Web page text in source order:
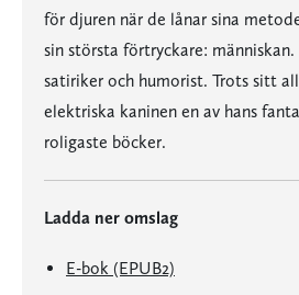
för djuren när de lånar sina
sin största förtryckare: människan.
satiriker och humorist. Trots sitt
elektriska kaninen en av hans
roligaste böcker.
Ladda ner omslag
E-bok (EPUB2)